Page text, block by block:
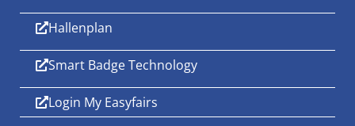
Hallenplan
Smart Badge Technology
Login My Easyfairs